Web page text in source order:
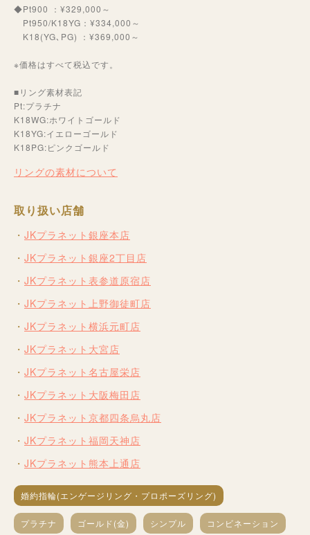
◆Pt900 ：¥329,000～
Pt950/K18YG：¥334,000～
K18(YG､PG) ：¥369,000～
※価格はすべて税込です。
■リング素材表記
Pt:プラチナ
K18WG:ホワイトゴールド
K18YG:イエローゴールド
K18PG:ピンクゴールド
リングの素材について
取り扱い店舗
JKプラネット銀座本店
JKプラネット銀座2丁目店
JKプラネット表参道原宿店
JKプラネット上野御徒町店
JKプラネット横浜元町店
JKプラネット大宮店
JKプラネット名古屋栄店
JKプラネット大阪梅田店
JKプラネット京都四条烏丸店
JKプラネット福岡天神店
JKプラネット熊本上通店
婚約指輪(エンゲージリング・プロポーズリング)
プラチナ ゴールド(金) シンプル コンビネーション